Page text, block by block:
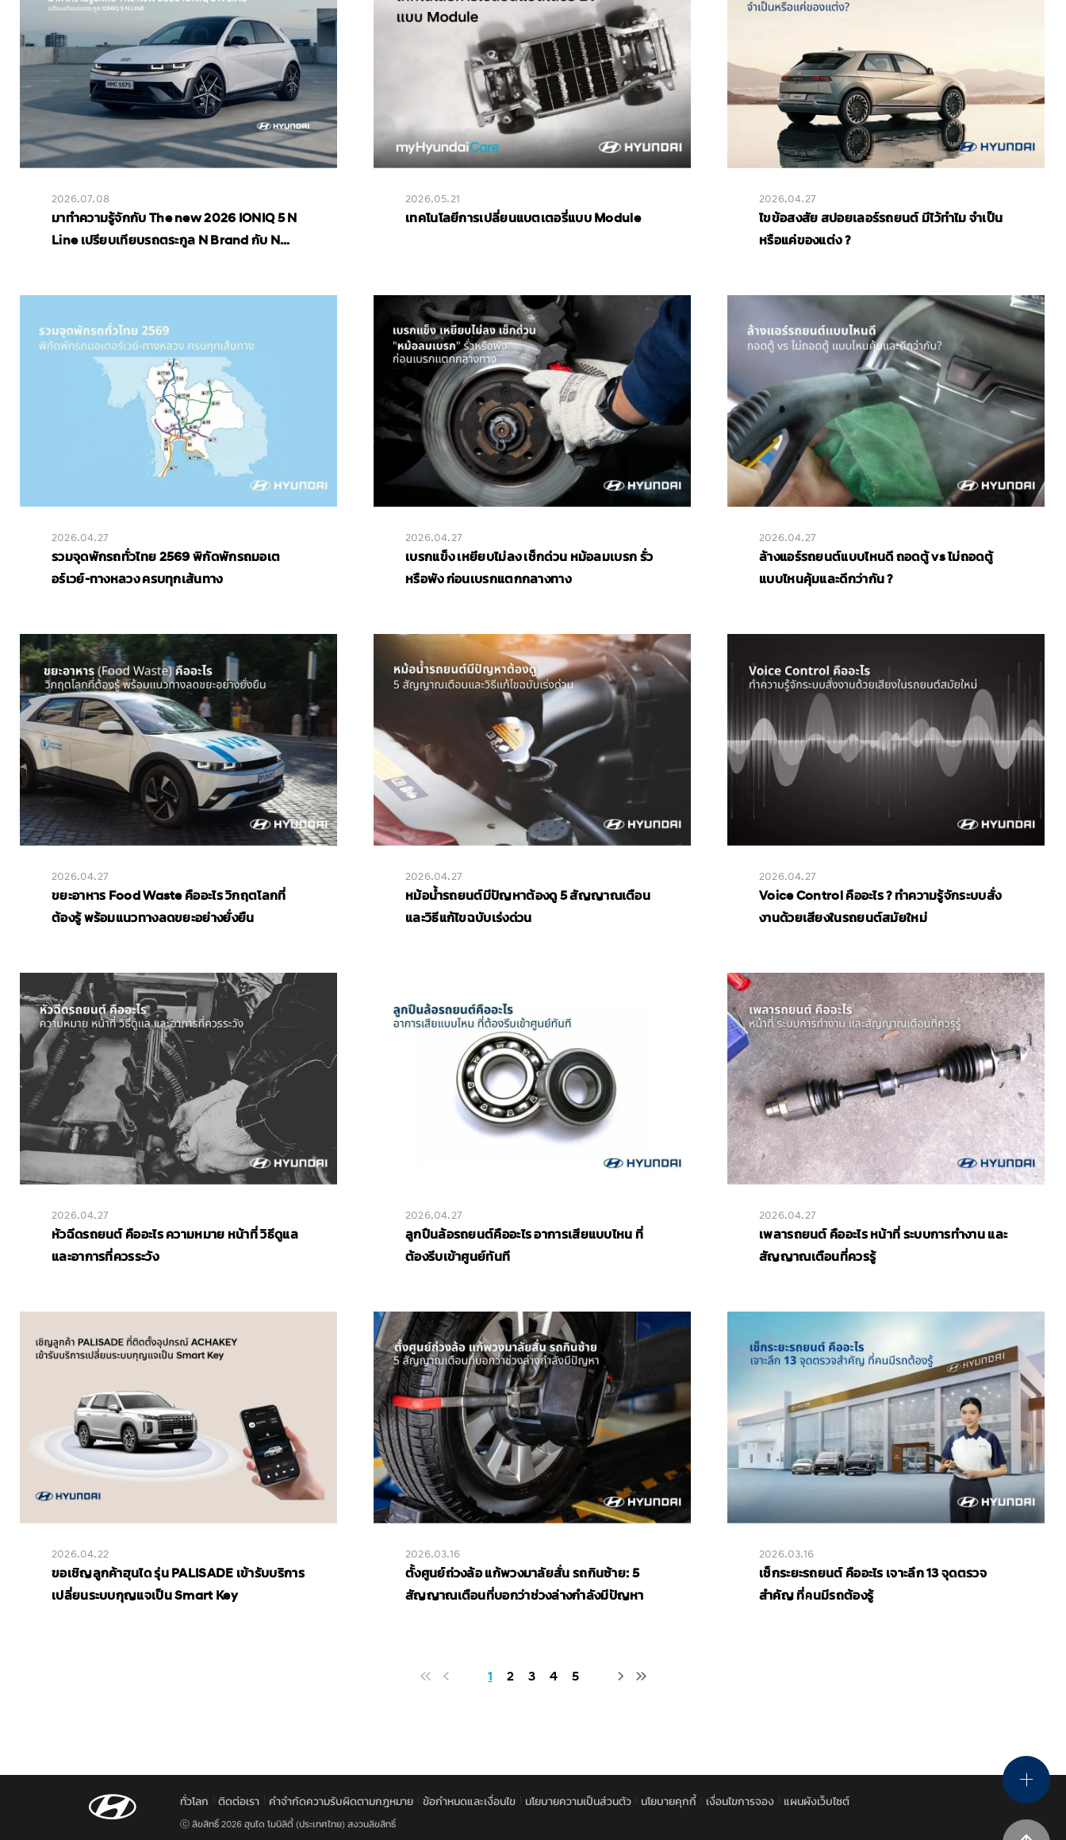
2026.07.08
มาทำความรู้จักกับ The new 2026 IONIQ 5 N
Line เปรียบเทียบรถตระกูล N Brand กับ N
2026.05.21
เทคโนโลยีการเปลี่ยนแบตเตอรี่แบบ Module
2026.04.27
ไขข้อสงสัย สปอยเลอร์รถยนต์ มีไว้ทำไม จำเป็น
หรือแค่ของแต่ง ?
2026.04.27
รวมจุดพักรถทั่วไทย 2569 พิกัดพักรถมอเต
อร์เวย์-ทางหลวง ครบทุกเส้นทาง
2026.04.27
เบรกแข็ง เหยียบไม่ลง เช็กด่วน หม้อลมเบรก รั่ว
หรือพัง ก่อนเบรกแตกกลางทาง
2026.04.27
ล้างแอร์รถยนต์แบบไหนดี ถอดตู้ vs ไม่ถอดตู้
แบบไหนคุ้มและดีกว่ากัน ?
2026.04.27
ขยะอาหาร Food Waste คืออะไร วิกฤตโลกที่
ต้องรู้ พร้อมแนวทางลดขยะอย่างยั่งยืน
2026.04.27
หม้อน้ำรถยนต์มีปัญหาต้องดู 5 สัญญาณเตือน
และวิธีแก้ไขฉบับเร่งด่วน
2026.04.27
Voice Control คืออะไร ? ทำความรู้จักระบบสั่ง
งานด้วยเสียงในรถยนต์สมัยใหม่
2026.04.27
หัวฉีดรถยนต์ คืออะไร ความหมาย หน้าที่ วิธีดูแล
และอาการที่ควรระวัง
2026.04.27
ลูกปืนล้อรถยนต์คืออะไร อาการเสียแบบไหน ที่
ต้องรีบเข้าศูนย์ทันที
2026.04.27
เพลารถยนต์ คืออะไร หน้าที่ ระบบการทำงาน และ
สัญญาณเตือนที่ควรรู้
2026.04.22
ขอเชิญลูกค้าฮุนได รุ่น PALISADE เข้ารับบริการ
เปลี่ยนระบบกุญแจเป็น Smart Key
2026.03.16
ตั้งศูนย์ถ่วงล้อ แก้พวงมาลัยสั่น รถกินซ้าย: 5
สัญญาณเตือนที่บอกว่าช่วงล่างกำลังมีปัญหา
2026.03.16
เช็กระยะรถยนต์ คืออะไร เจาะลึก 13 จุดตรวจ
สำคัญ ที่คนมีรถต้องรู้
1 2 3 4 5
ทั่วโลก ติดต่อเรา คำจำกัดความรับผิดตามกฎหมาย ข้อกำหนดและเงื่อนไข นโยบายความเป็นส่วนตัว นโยบายคุกกี้ เงื่อนไขการจอง แผนผังเว็บไซต์
ⓒ ลิขสิทธิ์ 2026 ฮุนได โมบิลิตี้ (ประเทศไทย) สงวนลิขสิทธิ์